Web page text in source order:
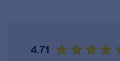
4.71